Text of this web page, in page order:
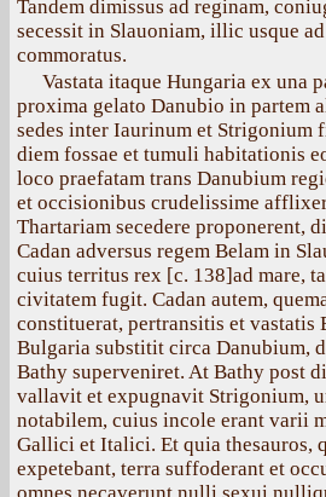
Tandem dimissus ad reginam,
secessit in Slauoniam, illic usque
commoratus.
Vastata itaque Hungaria ex una
proxima gelato Danubio in partem
sedes inter Iaurinum et Strigonium
diem fossae et tumuli habitationis
loco praefatam trans Danubium
et occisionibus crudelissime
Thartariam secedere proponerent,
Cadan adversus regem Belam in
cuius territus rex [с. 138]ad mare,
civitatem fugit. Cadan autem,
constituerat, pertransitis et vastatis
Bulgaria substitit circa Danubium,
Bathy superveniret. At Bathy post
vallavit et expugnavit Strigonium,
notabilem, cuius incole erant varii
Gallici et Italici. Et quia thesauros,
expetebant, terra suffoderant et